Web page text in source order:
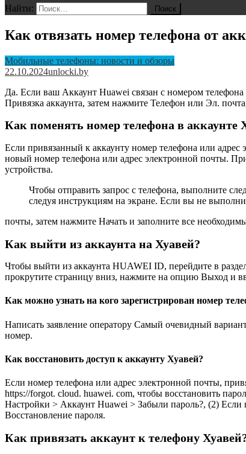
Найти:
Как отвязать номер телефона от
Мобильные телефоны: новости и обзоры
22.10.2024unlocki.by
Да. Если ваш Аккаунт Huawei связан с номером
Привязка аккаунта, затем нажмите Телефон или Эл.
Как поменять номер телефона в аккаунте
Если привязанный к аккаунту номер телефона или адрес
новый номер телефона или адрес электронной почты.
устройства.
Чтобы отправить запрос с телефона, выполните
следуя инструкциям на экране. Если вы не
почты, затем нажмите Начать и заполните все
Как выйти из аккаунта на Хуавей?
Чтобы выйти из аккаунта HUAWEI ID, перейдите в
прокрутите страницу вниз, нажмите на опцию Выход и
Как можно узнать на кого зарегистрирован номер
Написать заявление оператору Самый очевидный
номер.
Как восстановить доступ к аккаунту Хуавей?
Если номер телефона или адрес электронной почты,
https://forgot. cloud. huawei. com, чтобы восстановить
Настройки > Аккаунт Huawei > Забыли пароль?, (2)
Восстановление пароля.
Как привязать аккаунт к телефону